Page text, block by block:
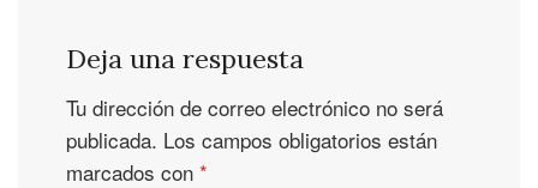
Deja una respuesta
Tu dirección de correo electrónico no será
publicada. Los campos obligatorios están
marcados con *